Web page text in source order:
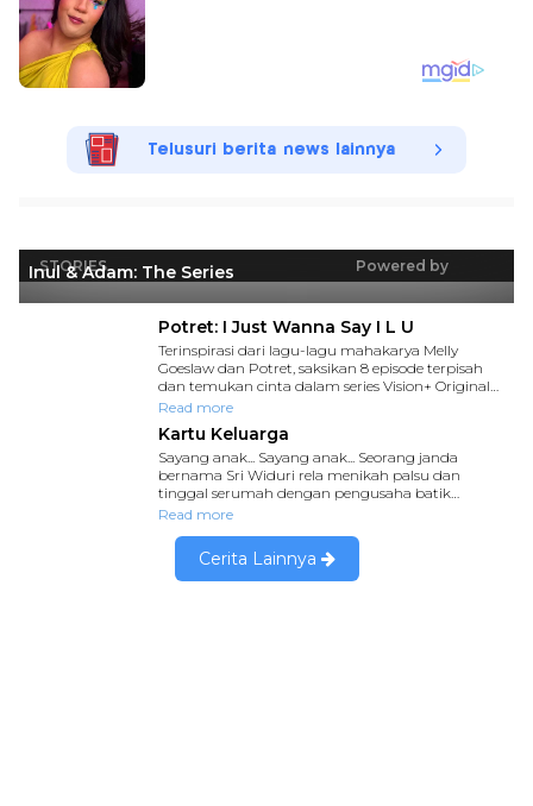
Telusuri berita news lainnya